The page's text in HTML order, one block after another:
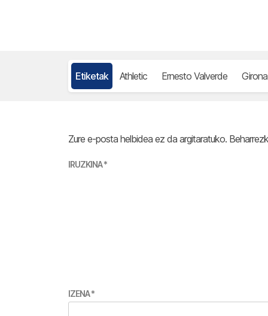
Etiketak Athletic Ernesto Valverde Girona
Zure e-posta helbidea ez da argitaratuko.
IRUZKINA*
IZENA*